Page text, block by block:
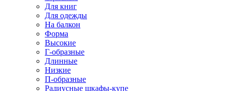
Для книг
Для одежды
На балкон
Форма
Высокие
Г-образные
Длинные
Низкие
П-образные
Радиусные шкафы-купе